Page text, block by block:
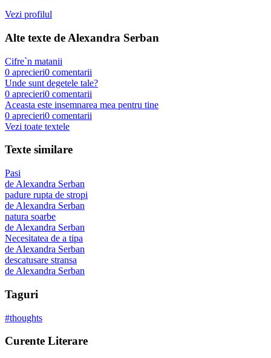
Vezi profilul
Alte texte de Alexandra Serban
Cifre`n matanii
0 aprecieri0 comentarii
Unde sunt degetele tale?
0 aprecieri0 comentarii
Aceasta este insemnarea mea pentru tine
0 aprecieri0 comentarii
Vezi toate textele
Texte similare
Pasi
de Alexandra Serban
padure rupta de stropi
de Alexandra Serban
natura soarbe
de Alexandra Serban
Necesitatea de a tipa
de Alexandra Serban
descatusare stransa
de Alexandra Serban
Taguri
#thoughts
Curente Literare